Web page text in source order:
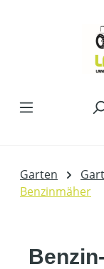
Garten
Benzinmäher